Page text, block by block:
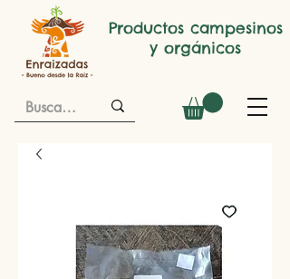
Productos campesinos
y orgánicos